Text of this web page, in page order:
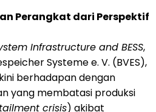
Perangkat dari Perspektif
Infrastructure and BESS,
Systeme e. V. (BVES),
berhadapan dengan
yang membatasi produksi
crisis) akibat